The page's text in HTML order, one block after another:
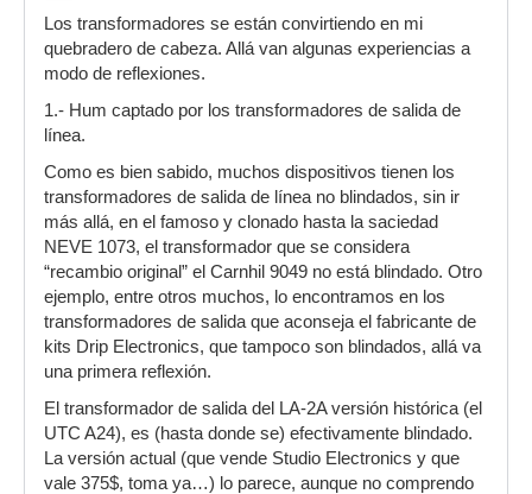
Los transformadores se están convirtiendo en mi
quebradero de cabeza. Allá van algunas experiencias a
modo de reflexiones.
1.- Hum captado por los transformadores de salida de
línea.
Como es bien sabido, muchos dispositivos tienen los
transformadores de salida de línea no blindados, sin ir
más allá, en el famoso y clonado hasta la saciedad
NEVE 1073, el transformador que se considera
“recambio original” el Carnhil 9049 no está blindado. Otro
ejemplo, entre otros muchos, lo encontramos en los
transformadores de salida que aconseja el fabricante de
kits Drip Electronics, que tampoco son blindados, allá va
una primera reflexión.
El transformador de salida del LA-2A versión histórica (el
UTC A24), es (hasta donde se) efectivamente blindado.
La versión actual (que vende Studio Electronics y que
vale 375$, toma ya…) lo parece, aunque no comprendo